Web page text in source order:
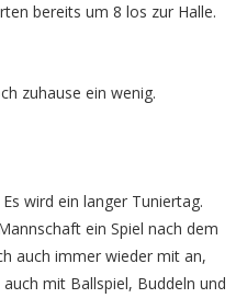
bereits um 8 los zur Halle.
zuhause ein wenig.
wird ein langer Tuniertag.
ein Spiel nach dem
auch immer wieder mit an,
mit Ballspiel, Buddeln und